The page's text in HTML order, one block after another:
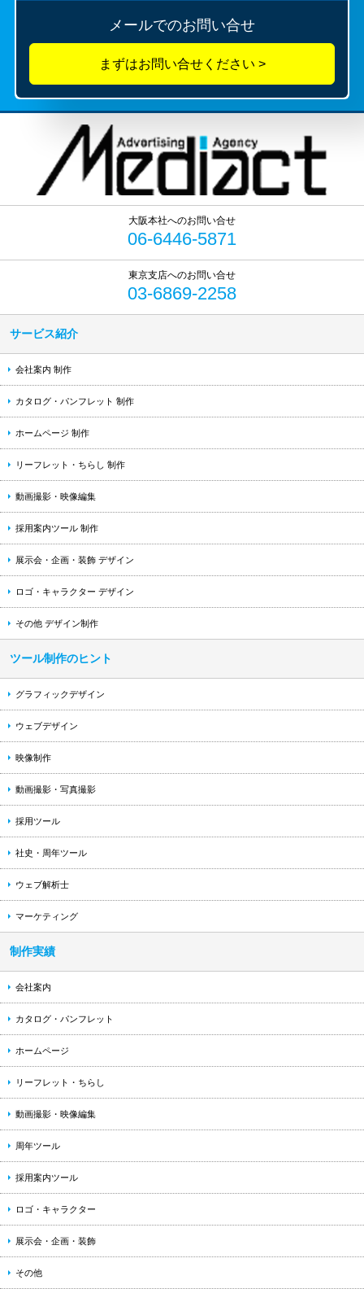
メールでのお問い合せ
06-6446-5871
03-6869-2258
サービス紹介
会社案内 制作
カタログ・パンフレット 制作
ホームページ 制作
リーフレット・ちらし 制作
動画撮影・映像編集
採用案内ツール 制作
展示会・企画・装飾 デザイン
ロゴ・キャラクター デザイン
その他 デザイン制作
ツール制作のヒント
グラフィックデザイン
ウェブデザイン
映像制作
動画撮影・写真撮影
採用ツール
社史・周年ツール
ウェブ解析士
マーケティング
制作実績
会社案内
カタログ・パンフレット
ホームページ
リーフレット・ちらし
動画撮影・映像編集
周年ツール
採用案内ツール
ロゴ・キャラクター
展示会・企画・装飾
その他